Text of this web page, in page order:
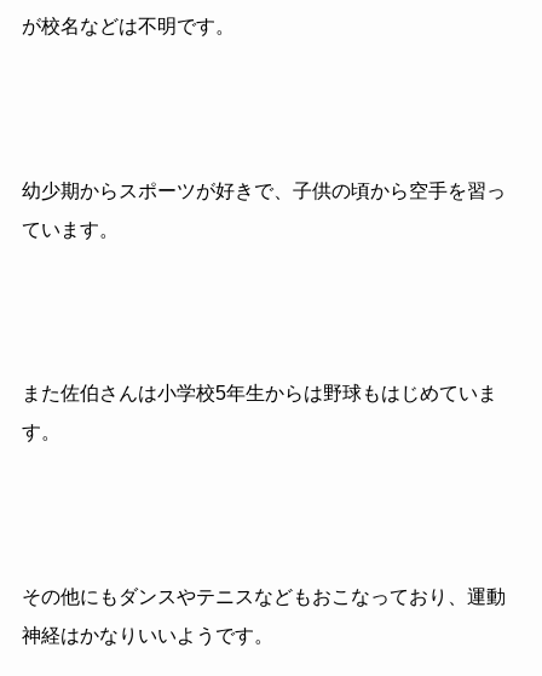
が校名などは不明です。
幼少期からスポーツが好きで、子供の頃から空手を習っ
ています。
また佐伯さんは小学校5年生からは野球もはじめていま
す。
その他にもダンスやテニスなどもおこなっており、運動
神経はかなりいいようです。